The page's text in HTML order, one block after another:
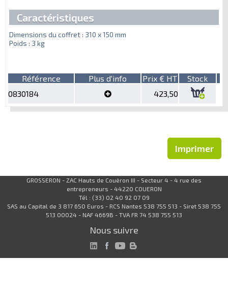
Caractéristiques
Dimensions du coffret : 310 x 150 mm
Poids : 3 kg
Référence Plus d'info Prix € HT
Stock
0830184
423,50
Imprimer
GROSSERON - ZAC Hauts de Couëron III - Secteur 4 - 4 rue des
entrepreneurs - 44220 COUERON
Tél : (33) 02 40 92 07 09
SAS au Capital de 3 817 650 Euros - RCS Nantes 538 755 513 - Siret 538 755
513 00024 - NAF 4669B - TVA FR 74 538 755 513
Nous suivre